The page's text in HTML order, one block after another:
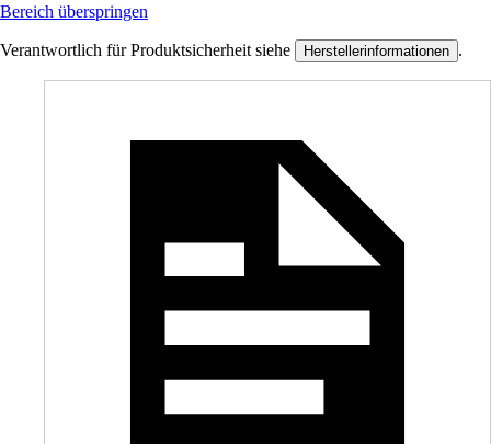
Bereich überspringen
Verantwortlich für Produktsicherheit siehe Herstellerinformationen .